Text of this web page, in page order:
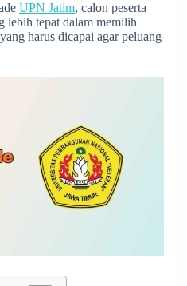
UPN Jatim, calon peserta
lebih tepat dalam memilih
harus dicapai agar peluang